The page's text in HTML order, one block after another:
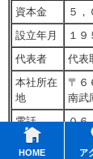
HOME ア
資本金
５，
設立年月
１９
代表者
代
本社所在
地
〒６
南武
電話
０６
ＦＡＸ
０